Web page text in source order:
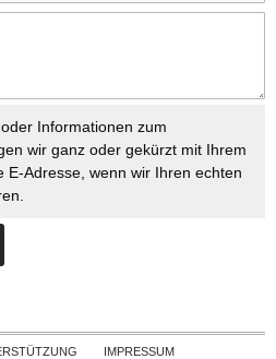
Informationen zum
wir ganz oder gekürzt mit Ihrem
E-Adresse, wenn wir Ihren echten
Skip to contentIMPRESSUM